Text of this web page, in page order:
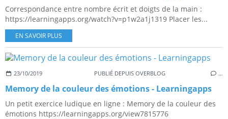
Correspondance entre nombre écrit et doigts de la main :
https://learningapps.org/watch?v=p1w2a1j1319 Placer les...
EN SAVOIR PLUS
23/10/2019 PUBLIÉ DEPUIS OVERBLOG …
Memory de la couleur des émotions - Learningapps
Un petit exercice ludique en ligne : Memory de la couleur des
émotions https://learningapps.org/view7815776